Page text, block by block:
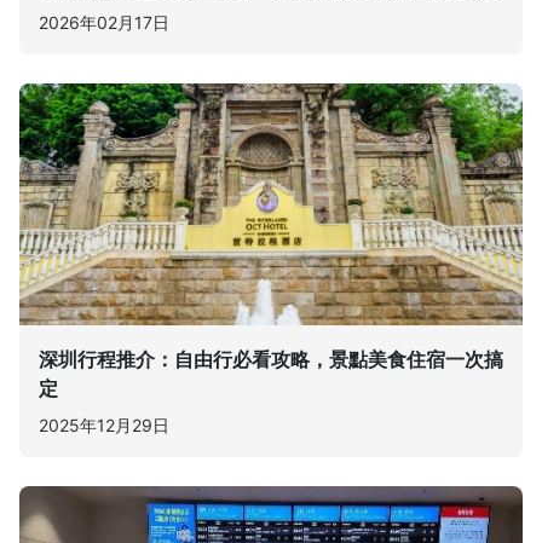
2026年02月17日
深圳行程推介：自由行必看攻略，景點美食住宿一次搞
定
2025年12月29日